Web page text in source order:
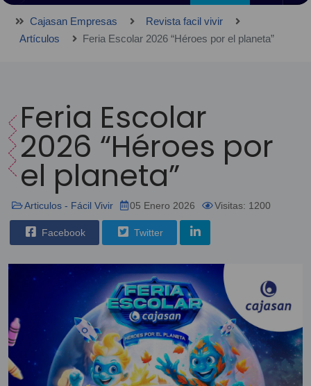
Cajasan Empresas
Revista facil vivir
Artículos
Feria Escolar 2026 “Héroes por el planeta”
Feria Escolar
2026 “Héroes por
el planeta”
Articulos - Fácil Vivir 05 Enero 2026 Visitas: 1200
Facebook Twitter